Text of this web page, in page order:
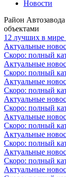
Новости
Район
объектами
12 лучших в мире
Актуальные
Скоро: полный
Актуальные
Скоро: полный
Актуальные
Скоро: полный
Актуальные
Скоро: полный
Актуальные
Скоро: полный
Актуальные
Скоро: полный
Актуальные
Скоро: полный
Актуальные